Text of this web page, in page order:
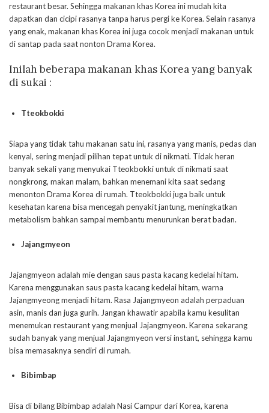
restaurant besar. Sehingga makanan khas Korea ini mudah kita
dapatkan dan cicipi rasanya tanpa harus pergi ke Korea. Selain rasanya
yang enak, makanan khas Korea ini juga cocok menjadi makanan untuk
di santap pada saat nonton Drama Korea.
Inilah beberapa makanan khas Korea yang banyak
di sukai :
Tteokbokki
Siapa yang tidak tahu makanan satu ini, rasanya yang manis, pedas dan
kenyal, sering menjadi pilihan tepat untuk di nikmati. Tidak heran
banyak sekali yang menyukai Tteokbokki untuk di nikmati saat
nongkrong, makan malam, bahkan menemani kita saat sedang
menonton Drama Korea di rumah. Tteokbokki juga baik untuk
kesehatan karena bisa mencegah penyakit jantung, meningkatkan
metabolism bahkan sampai membantu menurunkan berat badan.
Jajangmyeon
Jajangmyeon adalah mie dengan saus pasta kacang kedelai hitam.
Karena menggunakan saus pasta kacang kedelai hitam, warna
Jajangmyeong menjadi hitam. Rasa Jajangmyeon adalah perpaduan
asin, manis dan juga gurih. Jangan khawatir apabila kamu kesulitan
menemukan restaurant yang menjual Jajangmyeon. Karena sekarang
sudah banyak yang menjual Jajangmyeon versi instant, sehingga kamu
bisa memasaknya sendiri di rumah.
Bibimbap
Bisa di bilang Bibimbap adalah Nasi Campur dari Korea, karena